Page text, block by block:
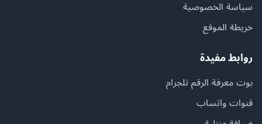
سياسة الخصوصية
خريطة الموقع
روابط مفيدة
بوت معرفة الرقم تلجرام
قنوات واتساب